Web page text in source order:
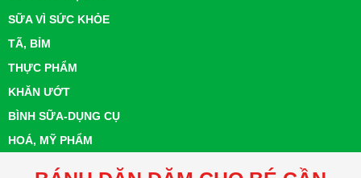
SỮA VÌ SỨC KHỎE
TÃ, BỈM
THỰC PHẨM
KHĂN ƯỚT
BÌNH SỮA-DỤNG CỤ
HOÁ, MỸ PHẨM